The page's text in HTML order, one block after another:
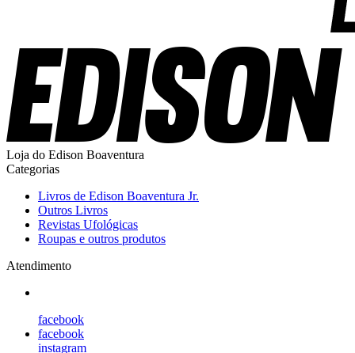
Loja do Edison Boaventura
Categorias
Livros de Edison Boaventura Jr.
Outros Livros
Revistas Ufológicas
Roupas e outros produtos
Atendimento
facebook
facebook
instagram